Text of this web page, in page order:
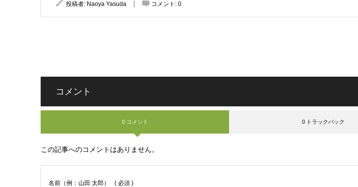
投稿者: Naoya Yasuda コメント: 0
コメント
0 コメント 0 トラックバック
この記事へのコメントはありません。
名前（例：山田 太郎） ( 必須 )